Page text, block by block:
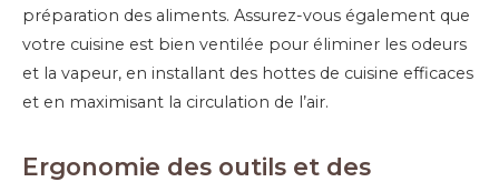
préparation des aliments. Assurez-vous également que
votre cuisine est bien ventilée pour éliminer les odeurs
et la vapeur, en installant des hottes de cuisine efficaces
et en maximisant la circulation de l’air.
Ergonomie des outils et des